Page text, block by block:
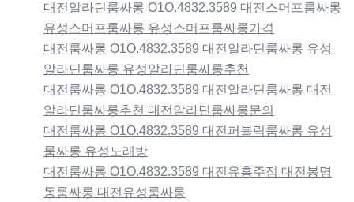
대전알라딘룸싸롱 O1O.4832.3589 대전스머프룸싸롱
유성스머프룸싸롱 유성스머프룸싸롱가격
대전룸싸롱 O1O.4832.3589 대전알라딘룸싸롱 유성
알라딘룸싸롱 유성알라딘룸싸롱추천
대전룸싸롱 O1O.4832.3589 대전알라딘룸싸롱 대전
알라딘룸싸롱추천 대전알라딘룸싸롱문의
대전룸싸롱 O1O.4832.3589 대전퍼블릭룸싸롱 유성
룸싸롱 유성노래방
대전룸싸롱 O1O.4832.3589 대전유흥주점 대전봉명
동룸싸롱 대전유성룸싸롱